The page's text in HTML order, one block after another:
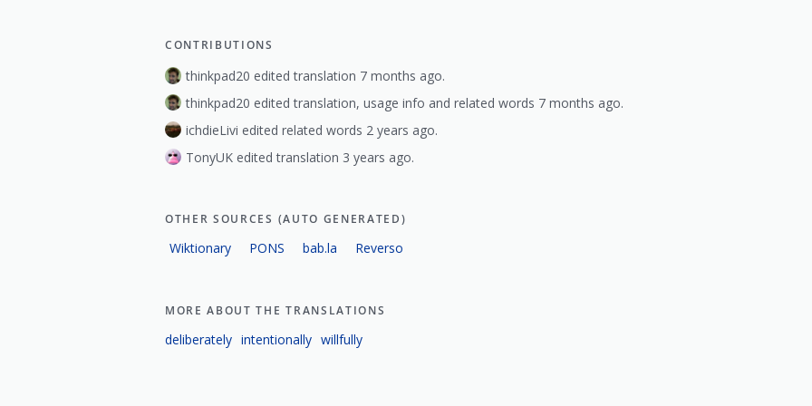
CONTRIBUTIONS
thinkpad20 edited translation 7 months ago.
thinkpad20 edited translation, usage info and related words 7 months ago.
ichdieLivi edited related words 2 years ago.
TonyUK edited translation 3 years ago.
OTHER SOURCES (AUTO GENERATED)
Wiktionary PONS bab.la Reverso
MORE ABOUT THE TRANSLATIONS
deliberately intentionally willfully